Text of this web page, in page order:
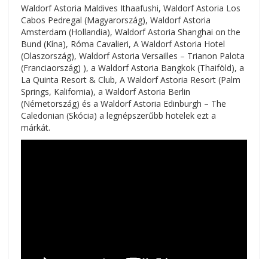
Waldorf Astoria Maldives Ithaafushi, Waldorf Astoria Los
Cabos Pedregal (Magyarország), Waldorf Astoria
Amsterdam (Hollandia), Waldorf Astoria Shanghai on the
Bund (Kína), Róma Cavalieri, A Waldorf Astoria Hotel
(Olaszország), Waldorf Astoria Versailles – Trianon Palota
(Franciaország) ), a Waldorf Astoria Bangkok (Thaiföld), a
La Quinta Resort & Club, A Waldorf Astoria Resort (Palm
Springs, Kalifornia), a Waldorf Astoria Berlin
(Németország) és a Waldorf Astoria Edinburgh – The
Caledonian (Skócia) a legnépszerűbb hotelek ezt a
márkát.